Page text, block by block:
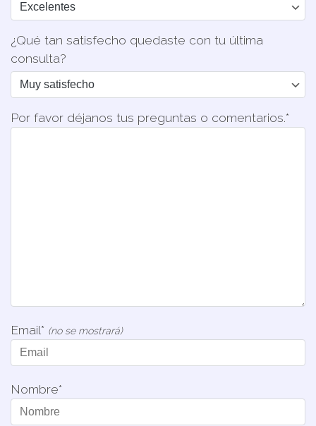
¿Qué tan satisfecho quedaste con tu última
consulta?
Por favor déjanos tus preguntas o comentarios.*
Email* (no se mostrará)
Nombre*